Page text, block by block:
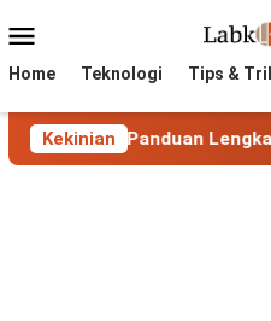
to
Menu
Home Teknologi Tips &
Kekinian
IP: Panduan Lengkap